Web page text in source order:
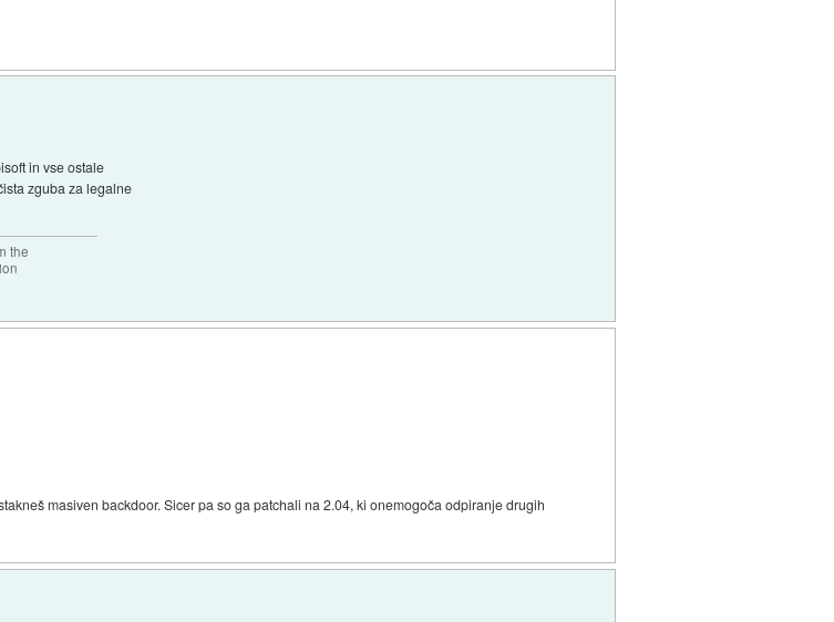
in vse ostale
zguba za legalne
the
masiven backdoor. Sicer pa so ga patchali na 2.04, ki onemogoča odpiranje drugih